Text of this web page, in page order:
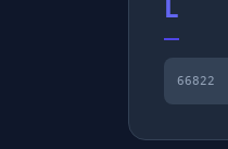
66822